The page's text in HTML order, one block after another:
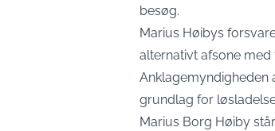
besøg.
Marius Høibys
alternativt afsone
Anklagemyndigheden
grundlag for
Marius Borg Høiby